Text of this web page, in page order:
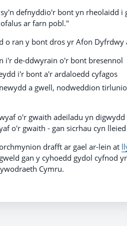
defnyddio'r bont yn rheolaidd
ar farn pobl."
o ran y bont dros yr Afon Dyfrdwy
i'r de-ddwyrain o'r bont bresennol
i'r bont a'r ardaloedd cyfagos
a gwell, nodweddion
o'r gwaith adeiladu yn
o'r gwaith - gan sicrhau cyn
drafft ar gael ar-lein at
gan y cyhoedd gydol cyfnod
Cymru.